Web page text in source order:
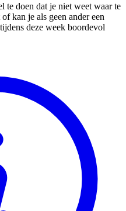
te doen dat je niet weet waar te
kan je als geen ander een
deze week boordevol